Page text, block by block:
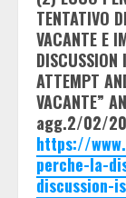
TENTATIVO
VACANTE E
DISCUSSION
ATTEMPT
VACANTE”
agg.2/02/
https://
perche-la-
discussion-